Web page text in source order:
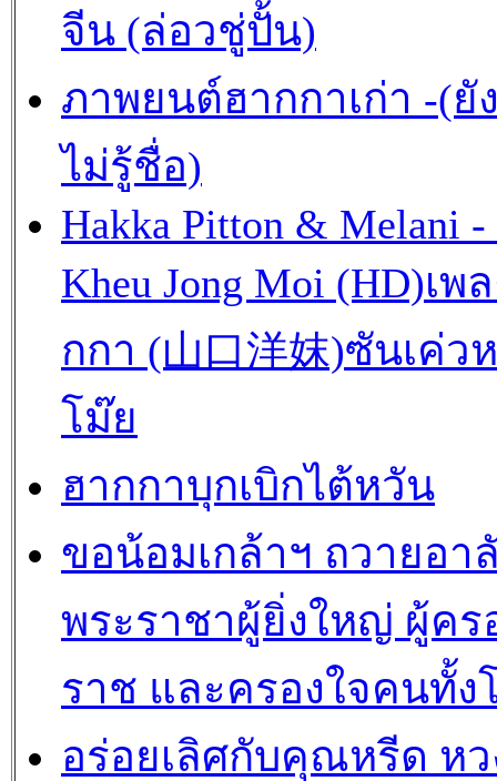
จีน (ล่อวชู่ปั้น)
ภาพยนต์ฮากกาเก่า -(ยั
ไม่รู้ชื่อ)
Hakka Pitton & Melani -
Kheu Jong Moi (HD)เพ
กกา (山口洋妺)ซันเค่ว
โม๊ย
ฮากกาบุกเบิกไต้หวัน
ขอน้อมเกล้าฯ ถวายอา
พระราชาผู้ยิ่งใหญ่ ผู้คร
ราช และครองใจคนทั้ง
อร่อยเลิศกับคุณหรีด หว